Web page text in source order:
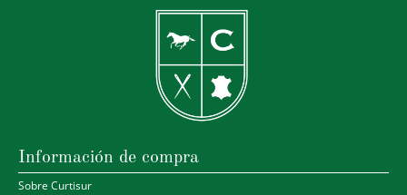
Información de compra
Sobre Curtisur